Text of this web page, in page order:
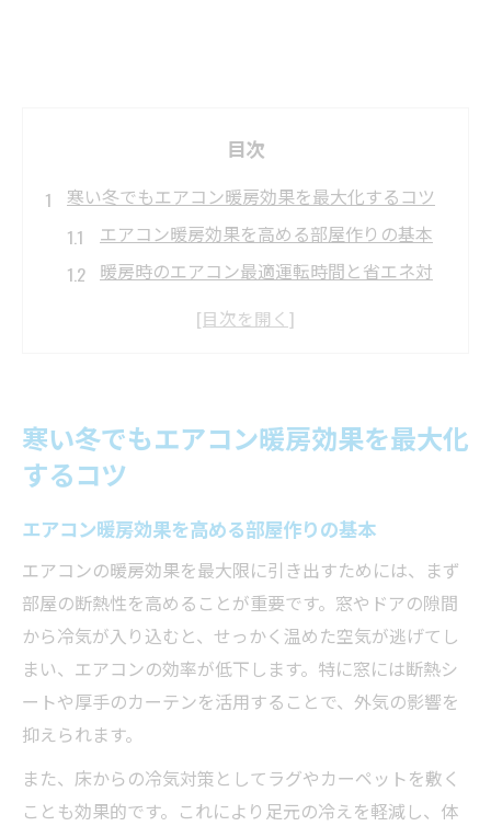
目次
寒い冬でもエアコン暖房効果を最大化するコツ
エアコン暖房効果を高める部屋作りの基本
暖房時のエアコン最適運転時間と省エネ対
密
エアコン暖房で冬も快適に過ごすための工
夫
エアコン暖房の最適な設定温度を徹底解説
エアコン暖房の設定温度別に感じる快適性
エアコン暖房20度と25度の違いを体感する
エアコン暖房効率と消費電力の最適なバラ
ンス
エアコン暖房を使い分ける快適温度の選び
方
寒い冬でもエアコン暖房効果を最大化
するコツ
エアコン暖房効果を高める部屋作りの基本
エアコンの暖房効果を最大限に引き出すためには、まず
部屋の断熱性を高めることが重要です。窓やドアの隙間
から冷気が入り込むと、せっかく温めた空気が逃げてし
まい、エアコンの効率が低下します。特に窓には断熱シ
ートや厚手のカーテンを活用することで、外気の影響を
抑えられます。
また、床からの冷気対策としてラグやカーペットを敷く
ことも効果的です。これにより足元の冷えを軽減し、体